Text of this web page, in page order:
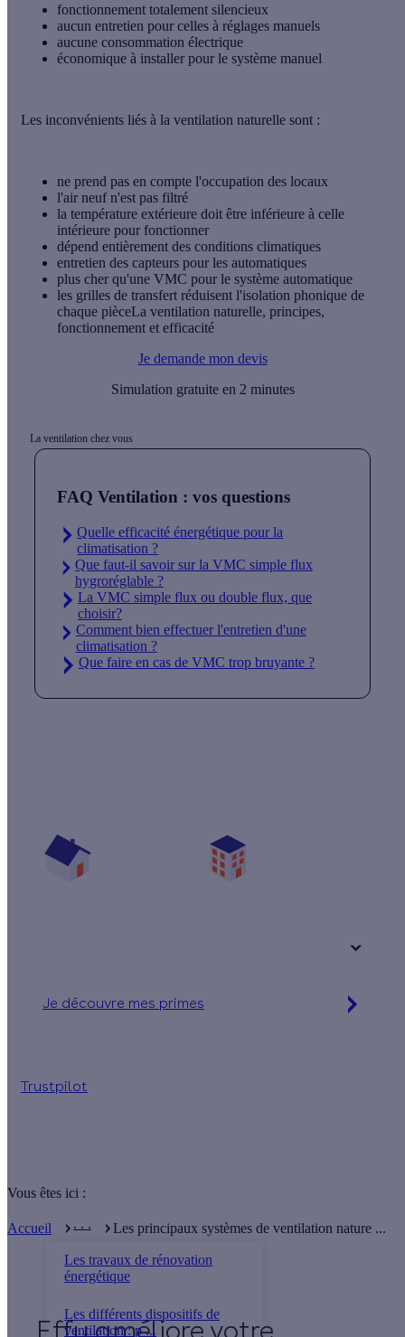
fonctionnement totalement silencieux
aucun entretien pour celles à réglages manuels
aucune consommation électrique
économique à installer pour le système manuel
Les inconvénients liés à la ventilation naturelle sont :
ne prend pas en compte l'occupation des locaux
l'air neuf n'est pas filtré
la température extérieure doit être inférieure à celle
intérieure pour fonctionner
dépend entièrement des conditions climatiques
entretien des capteurs pour les automatiques
plus cher qu'une VMC pour le système automatique
les grilles de transfert réduisent l'isolation phonique de
chaque pièceLa ventilation naturelle, principes,
fonctionnement et efficacité
Je demande mon devis
Simulation gratuite en 2 minutes
La ventilation chez vous
FAQ Ventilation : vos questions
Quelle efficacité énergétique pour la
climatisation ?
Que faut-il savoir sur la VMC simple flux
hygroréglable ?
La VMC simple flux ou double flux, que
choisir?
Comment bien effectuer l'entretien d'une
climatisation ?
Que faire en cas de VMC trop bruyante ?
Je découvre mes primes
Trustpilot
Vous êtes ici :
Accueil . . .
Les travaux de rénovation
énergétique
Les différents dispositifs de
ventilation : p ...
Les principaux systèmes de ventilation nature ...
Effy